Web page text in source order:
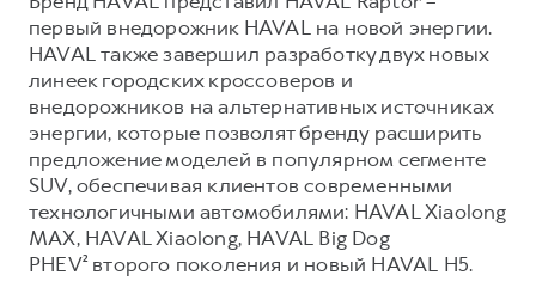
Коллекция Детская
первый внедорожник HAVAL на новой энергии.
HAVAL также завершил разработку двух новых
линеек городских кроссоверов и
внедорожников на альтернативных источниках
энергии, которые позволят бренду расширить
предложение моделей в популярном сегменте
SUV, обеспечивая клиентов современными
технологичными автомобилями: HAVAL Xiaolong
MAX, HAVAL Xiaolong, HAVAL Big Dog
PHEV² второго поколения и новый HAVAL H5.